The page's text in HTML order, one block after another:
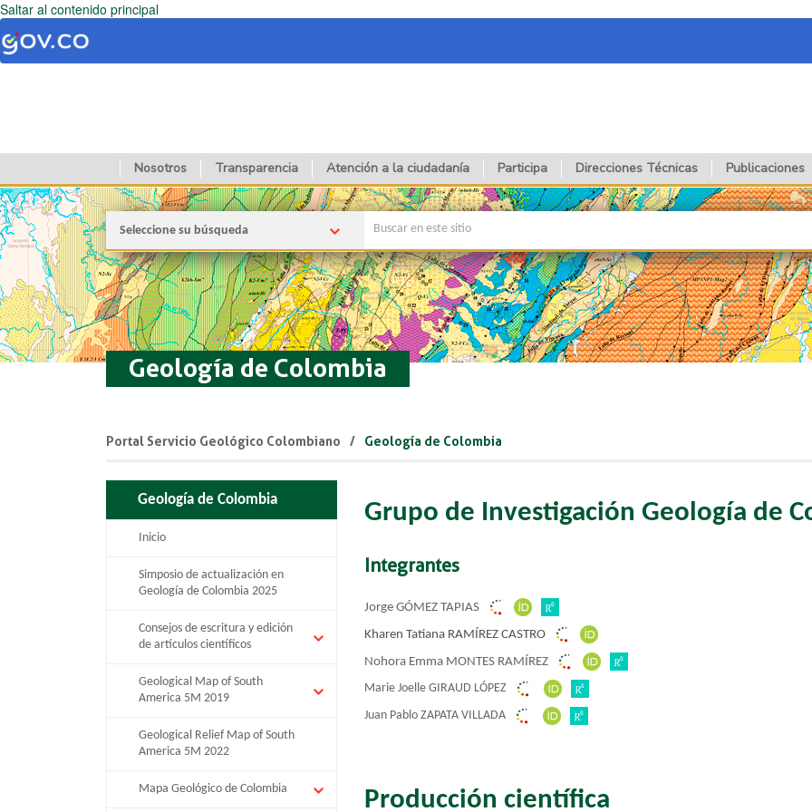
Saltar al contenido principal
Nosotros Transparencia Atención a la ciudadanía Participa Direcciones Técnicas Publicaciones
Seleccione su búsqueda
Geología de Colombia
Portal Servicio Geológico Colombiano Geología de Colombia
Geología de Colombia
Inicio
Simposio de actualización en
Geología de Colombia 2025
Consejos de escritura y edición
de artículos científicos
Geological Map of South
America 5M 2019
Geological Relief Map of South
America 5M 2022
Mapa Geológico de Colombia
Grupo de Investigación Geología de
Integrantes
Jorge GÓMEZ TAPIAS
Kharen Tatiana RAMÍREZ CASTRO
Nohora Emma MONTES RAMÍREZ
Marie Joelle GIRAUD LÓPEZ
Juan Pablo ZAPATA VILLADA
Producción científica